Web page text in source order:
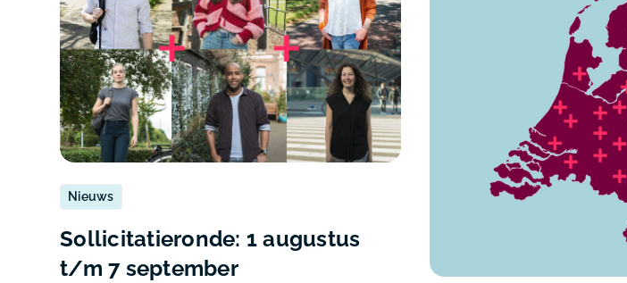
Nieuws
Sollicitatieronde: 1 augustus
t/m 7 september